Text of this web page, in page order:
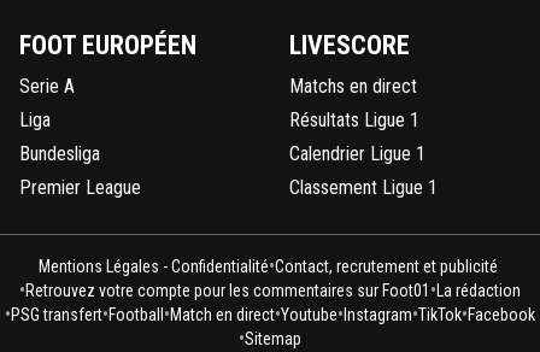
FOOT EUROPÉEN
Serie A
Liga
Bundesliga
Premier League
LIVESCORE
Matchs en direct
Résultats Ligue 1
Calendrier Ligue 1
Classement Ligue 1
Mentions Légales - Confidentialité•Contact, recrutement et publicité
•Retrouvez votre compte pour les commentaires sur Foot01 • La rédaction
•PSG transfert•Football •Match en direct•Youtube• Instagram•TikTok•Facebook
•Sitemap